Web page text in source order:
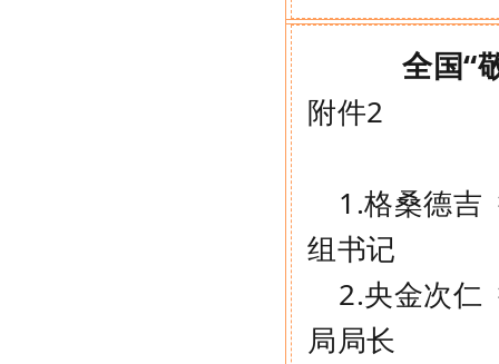
全国“
附件2
1.格桑德吉
组书记
2.央金次仁
局局长